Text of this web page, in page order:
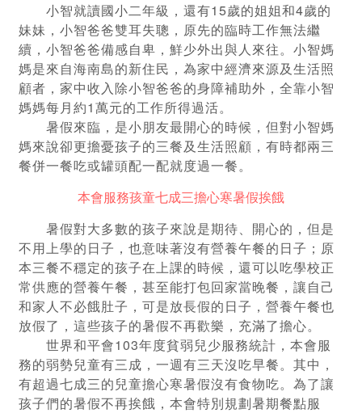
小智就讀國小二年級，還有15歲的姐姐和4歲的
妹妹，小智爸爸雙耳失聰，原先的臨時工作無法繼
續，小智爸爸備感自卑，鮮少外出與人來往。小智媽
媽是來自海南島的新住民，為家中經濟來源及生活照
顧者，家中收入除小智爸爸的身障補助外，全靠小智
媽媽每月約1萬元的工作所得過活。
暑假來臨，是小朋友最開心的時候，但對小智媽
媽來說卻更擔憂孩子的三餐及生活照顧，有時都兩三
餐併一餐吃或罐頭配一配就度過一餐。
本會服務孩童七成三擔心寒暑假挨餓
暑假對大多數的孩子來說是期待、開心的，但是
不用上學的日子，也意味著沒有營養午餐的日子；原
本三餐不穩定的孩子在上課的時候，還可以吃學校正
常供應的營養午餐，甚至能打包回家當晚餐，讓自己
和家人不必餓肚子，可是放長假的日子，營養午餐也
放假了，這些孩子的暑假不再歡樂，充滿了擔心。
世界和平會103年度貧弱兒少服務統計，本會服
務的弱勢兒童有三成，一週有三天沒吃早餐。其中，
有超過七成三的兒童擔心寒暑假沒有食物吃。為了讓
孩子們的暑假不再挨餓，本會特別規劃暑期餐點服